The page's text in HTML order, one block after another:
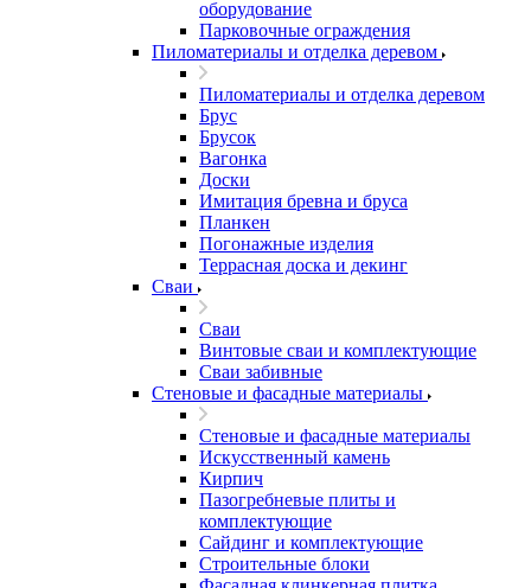
оборудование
Парковочные ограждения
Пиломатериалы и отделка деревом
Пиломатериалы и отделка деревом
Брус
Брусок
Вагонка
Доски
Имитация бревна и бруса
Планкен
Погонажные изделия
Террасная доска и декинг
Сваи
Сваи
Винтовые сваи и комплектующие
Сваи забивные
Стеновые и фасадные материалы
Стеновые и фасадные материалы
Искусственный камень
Кирпич
Пазогребневые плиты и
комплектующие
Сайдинг и комплектующие
Строительные блоки